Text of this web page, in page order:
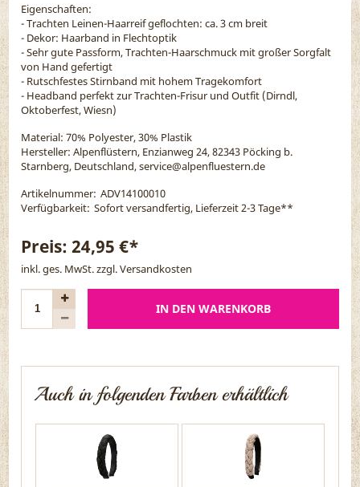
Eigenschaften:
- Trachten Leinen-Haarreif geflochten: ca. 3 cm breit
- Dekor: Haarband in Flechtoptik
- Sehr gute Passform, Trachten-Haarschmuck mit großer Sorgfalt
von Hand gefertigt
- Rutschfestes Stirnband mit hohem Tragekomfort
- Headband perfekt zur Trachten-Frisur und Outfit (Dirndl,
Oktoberfest, Wiesn)
Material: 70% Polyester, 30% Plastik
Hersteller: Alpenflüstern, Enzianweg 24, 82343 Pöcking b.
Starnberg, Deutschland, service@alpenfluestern.de
Artikelnummer: ADV14100010
Verfügbarkeit: Sofort versandfertig, Lieferzeit 2-3 Tage**
Preis:24,95 €*
inkl. ges. MwSt. zzgl.Versandkosten
IN DEN WARENKORB
Auch in folgenden Farben erhältlich